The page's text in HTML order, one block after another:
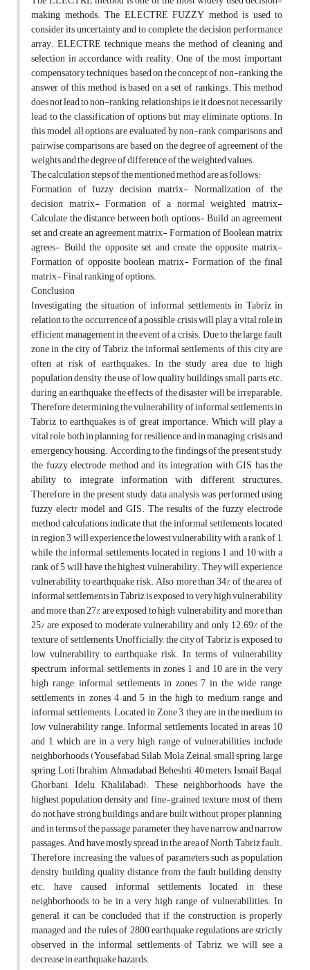
making methods. The ELECTRE FUZZY method is used to
consider its uncertainty and to complete the decision performance
array. ELECTRE technique means the method of cleaning and
selection in accordance with reality. One of the most important
compensatory techniques, based on the concept of non-ranking, the
answer of this method is based on a set of rankings. This method
does not lead to non-ranking relationships, ie it does not necessarily
lead to the classification of options but may eliminate options. In
this model, all options are evaluated by non-rank comparisons and
pairwise comparisons are based on the degree of agreement of the
weights and the degree of difference of the weighted values.
The calculation steps of the mentioned method are as follows:
Formation of fuzzy decision matrix- Normalization of the
decision matrix- Formation of a normal weighted matrix-
Calculate the distance between both options- Build an agreement
set and create an agreement matrix- Formation of Boolean matrix
agrees- Build the opposite set and create the opposite matrix-
Formation of opposite boolean matrix- Formation of the final
matrix- Final ranking of options.
Conclusion
Investigating the situation of informal settlements in Tabriz in
relation to the occurrence of a possible crisis will play a vital role in
efficient management in the event of a crisis. Due to the large fault
zone in the city of Tabriz, the informal settlements of this city are
often at risk of earthquakes. In the study area, due to high
population density, the use of low quality buildings, small parts, etc.
during an earthquake, the effects of the disaster will be irreparable.
Therefore, determining the vulnerability of informal settlements in
Tabriz to earthquakes is of great importance. Which will play a
vital role both in planning for resilience and in managing crisis and
emergency housing. According to the findings of the present study,
the fuzzy electrode method and its integration with GIS has the
ability to integrate information with different structures.
Therefore, in the present study, data analysis was performed using
fuzzy electr model and GIS. The results of the fuzzy electrode
method calculations indicate that the informal settlements located
in region 3 will experience the lowest vulnerability with a rank of 1,
while the informal settlements located in regions 1 and 10 with a
rank of 5 will have the highest vulnerability. They will experience
vulnerability to earthquake risk. Also, more than 34% of the area of
informal settlements in Tabriz is exposed to very high vulnerability
and more than 27% are exposed to high vulnerability and more than
25% are exposed to moderate vulnerability and only 12.69% of the
texture of settlements Unofficially, the city of Tabriz is exposed to
low vulnerability to earthquake risk. In terms of vulnerability
spectrum, informal settlements in zones 1 and 10 are in the very
high range, informal settlements in zones 7 in the wide range,
settlements in zones 4 and 5 in the high to medium range, and
informal settlements. Located in Zone 3, they are in the medium to
low vulnerability range. Informal settlements located in areas 10
and 1, which are in a very high range of vulnerabilities, include
neighborhoods (Yousefabad, Silab, Mola Zeinal, small spring, large
spring, Loti Ibrahim, Ahmadabad, Beheshti, 40 meters, Ismail Baqal,
Ghorbani, Idelu, Khalilabad). These neighborhoods have the
highest population density and fine-grained texture, most of them
do not have strong buildings and are built without proper planning,
and in terms of the passage parameter, they have narrow and narrow
passages. And have mostly spread in the area of North Tabriz fault.
Therefore, increasing the values of parameters such as population
density, building quality, distance from the fault, building density,
etc. have caused informal settlements located in these
neighborhoods to be in a very high range of vulnerabilities. In
general, it can be concluded that if the construction is properly
managed and the rules of 2800 earthquake regulations are strictly
observed in the informal settlements of Tabriz, we will see a
decrease in earthquake hazards.